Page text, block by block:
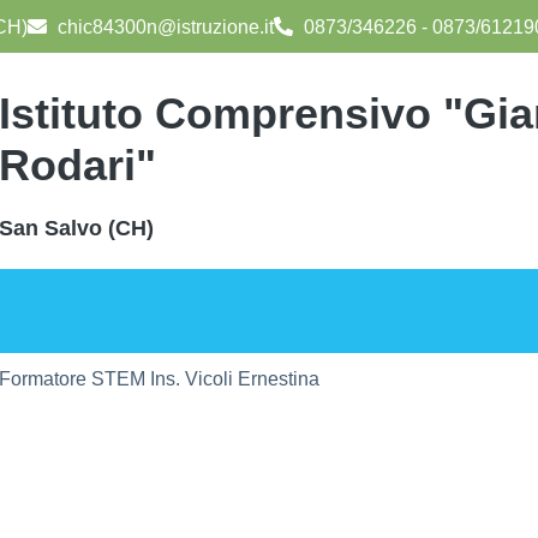
chic84300n@istruzione.it 0873/346226 - 0873/
Istituto Comprensivo
Rodari"
San Salvo (CH)
STEM Ins. Vicoli Ernestina